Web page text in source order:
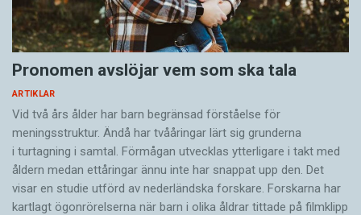
Pronomen avslöjar vem som ska tala
ARTIKLAR
Vid två års ålder har barn begränsad förståelse för
meningsstruktur. Ändå har tvååringar lärt sig grunderna
i turtagning i samtal. Förmågan utvecklas ytterligare i takt med
åldern medan ettåringar ännu inte har snappat upp den. Det
visar en studie utförd av nederländska forskare. Forskarna har
kartlagt ögonrörelserna när barn i olika åldrar tittade på filmklipp